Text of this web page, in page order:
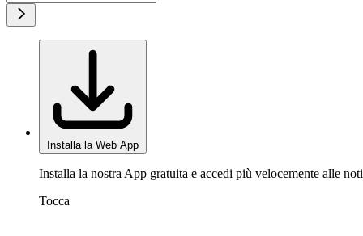
Installa la Web App
Installa la nostra App gratuita e accedi più velocemente alle
Tocca